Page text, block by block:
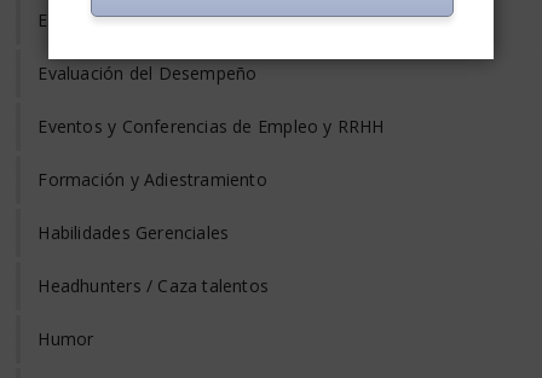
Estrés Laboral
Evaluación del Desempeño
Eventos y Conferencias de Empleo y RRHH
Formación y Adiestramiento
Habilidades Gerenciales
Headhunters / Caza talentos
Humor